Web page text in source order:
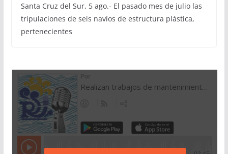
Santa Cruz del Sur, 5 ago.- El pasado mes de julio las
tripulaciones de seis navíos de estructura plástica,
pertenecientes